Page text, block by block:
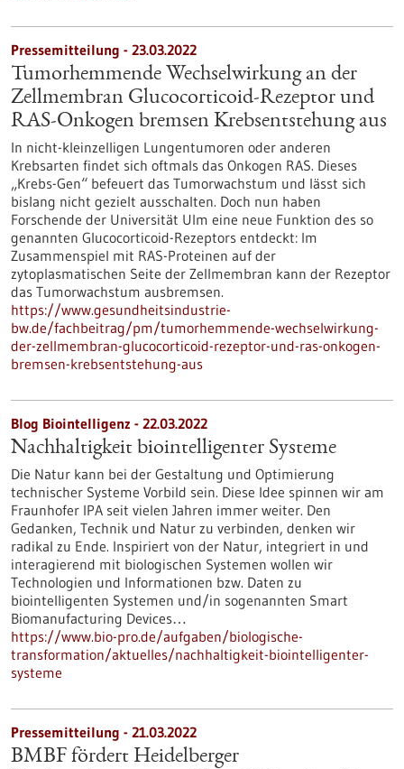
Pressemitteilung - 23.03.2022
Tumorhemmende Wechselwirkung an der
Zellmembran Glucocorticoid-Rezeptor und
RAS-Onkogen bremsen Krebsentstehung aus
In nicht-kleinzelligen Lungentumoren oder anderen
Krebsarten findet sich oftmals das Onkogen RAS. Dieses
„Krebs-Gen“ befeuert das Tumorwachstum und lässt sich
bislang nicht gezielt ausschalten. Doch nun haben
Forschende der Universität Ulm eine neue Funktion des so
genannten Glucocorticoid-Rezeptors entdeckt: Im
Zusammenspiel mit RAS-Proteinen auf der
zytoplasmatischen Seite der Zellmembran kann der Rezeptor
das Tumorwachstum ausbremsen.
https://www.gesundheitsindustrie-
bw.de/fachbeitrag/pm/tumorhemmende-wechselwirkung-
der-zellmembran-glucocorticoid-rezeptor-und-ras-onkogen-
bremsen-krebsentstehung-aus
Blog Biointelligenz - 22.03.2022
Nachhaltigkeit biointelligenter Systeme
Die Natur kann bei der Gestaltung und Optimierung
technischer Systeme Vorbild sein. Diese Idee spinnen wir am
Fraunhofer IPA seit vielen Jahren immer weiter. Den
Gedanken, Technik und Natur zu verbinden, denken wir
radikal zu Ende. Inspiriert von der Natur, integriert in und
interagierend mit biologischen Systemen wollen wir
Technologien und Informationen bzw. Daten zu
biointelligenten Systemen und/in sogenannten Smart
Biomanufacturing Devices…
https://www.bio-pro.de/aufgaben/biologische-
transformation/aktuelles/nachhaltigkeit-biointelligenter-
systeme
Pressemitteilung - 21.03.2022
BMBF fördert Heidelberger